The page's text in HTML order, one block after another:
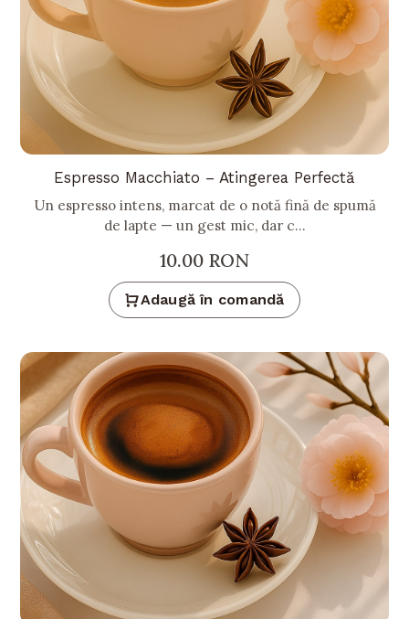
Espresso Macchiato – Atingerea Perfectă
Un espresso intens, marcat de o notă fină de spumă
de lapte — un gest mic, dar c...
10.00 RON
Adaugă în comandă